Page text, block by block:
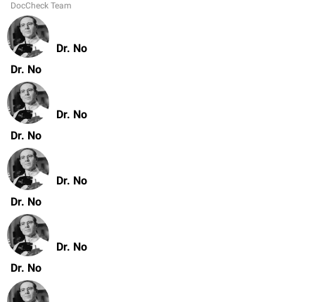
DocCheck Team
Dr. No
Dr. No
Dr. No
Dr. No
Dr. No
Dr. No
Dr. No
Dr. No